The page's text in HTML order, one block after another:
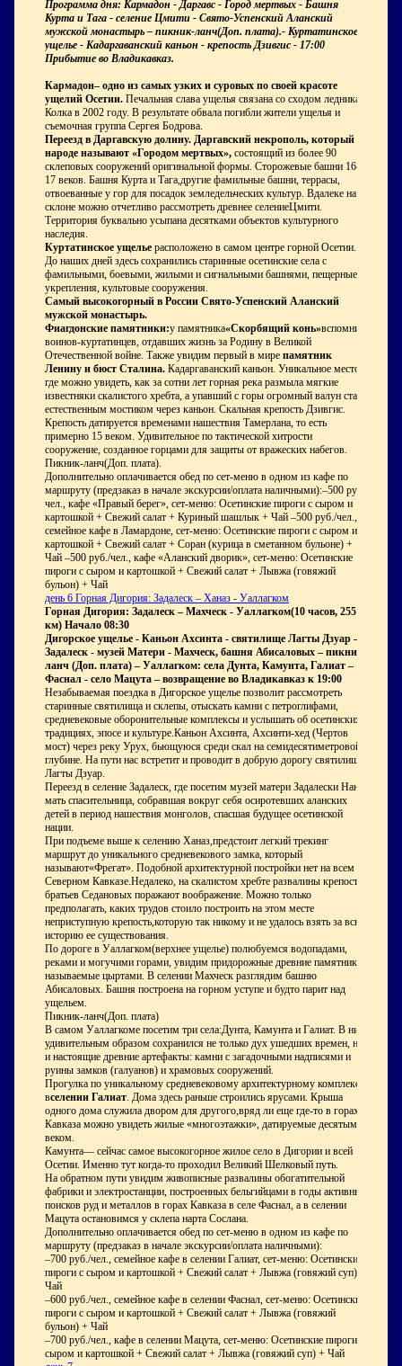
Программа дня: Кармадон - Даргавс - Город мертвых - Башня
Курта и Тага - селение Цмити - Свято-Успенский Аланский
мужской монастырь – пикник-ланч(Доп. плата).- Куртатинское
ущелье - Кадаргаванский каньон - крепость Дзивгис - 17:00
Прибытие во Владикавказ.
Кармадон– одно из самых узких и суровых по своей красоте
ущелий Осетии. Печальная слава ущелья связана со сходом ледника
Колка в 2002 году. В результате обвала погибли жители ущелья и
съемочная группа Сергея Бодрова.
Переезд в Даргавскую долину. Даргавский некрополь, который в
народе называют «Городом мертвых», состоящий из более 90
склеповых сооружений оригинальной формы. Сторожевые башни 16-
17 веков. Башня Курта и Тага,другие фамильные башни, террасы,
отвоеванные у гор для посадок земледельческих культур. Вдалеке на
склоне можно отчетливо рассмотреть древнее селениеЦмити.
Территория буквально усыпана десятками объектов культурного
наследия.
Куртатинское ущелье расположено в самом центре горной Осетии.
До наших дней здесь сохранились старинные осетинские села с
фамильными, боевыми, жилыми и сигнальными башнями, пещерные
укрепления, культовые сооружения.
Самый высокогорный в России Свято-Успенский Аланский
мужской монастырь.
Фиагдонские памятники:у памятника«Скорбящий конь»вспомним
воинов-куртатинцев, отдавших жизнь за Родину в Великой
Отечественной войне. Также увидим первый в мире памятник
Ленину и бюст Сталина. Кадаргаванский каньон. Уникальное место,
где можно увидеть, как за сотни лет горная река размыла мягкие
известняки скалистого хребта, а упавший с горы огромный валун стал
естественным мостиком через каньон. Скальная крепость Дзивгис.
Крепость датируется временами нашествия Тамерлана, то есть
примерно 15 веком. Удивительное по тактической хитрости
сооружение, созданное горцами для защиты от вражеских набегов.
Пикник-ланч(Доп. плата).
Дополнительно оплачивается обед по сет-меню в одном из кафе по
маршруту (предзаказ в начале экскурсии/оплата наличными):–500 руб./
чел., кафе «Правый берег», сет-меню: Осетинские пироги с сыром и
картошкой + Свежий салат + Куриный шашлык + Чай –500 руб./чел.,
семейное кафе в Ламардоне, сет-меню: Осетинские пироги с сыром и
картошкой + Свежий салат + Соран (курица в сметанном бульоне) +
Чай –500 руб./чел., кафе «Аланский дворик», сет-меню: Осетинские
пироги с сыром и картошкой + Свежий салат + Лывжа (говяжий
бульон) + Чай
день 6 Горная Дигория: Задалеск – Ханаз - Уаллагком
Горная Дигория: Задалеск – Махческ - Уаллагком(10 часов, 255
км) Начало 08:30
Дигорское ущелье - Каньон Ахсинта - святилище Лагты Дзуар –
Задалеск - музей Матери - Махческ, башня Абисаловых – пикник-
ланч (Доп. плата) – Уаллагком: села Дунта, Камунта, Галиат –
Фаснал - село Мацута – возвращение во Владикавказ к 19:00
Незабываемая поездка в Дигорское ущелье позволит рассмотреть
старинные святилища и склепы, отыскать камни с петроглифами,
средневековые оборонительные комплексы и услышать об осетинских
традициях, эпосе и культуре.Каньон Ахсинта, Ахсинти-хед (Чертов
мост) через реку Урух, бьющуюся среди скал на семидесятиметровой
глубине. На пути нас встретит и проводит в добрую дорогу святилище
Лагты Дзуар.
Переезд в селение Задалеск, где посетим музей матери Задалески Нана-
мать спасительница, собравшая вокруг себя осиротевших аланских
детей в период нашествия монголов, спасшая будущее осетинской
нации.
При подъеме выше к селению Ханаз,предстоит легкий трекинг
маршрут до уникального средневекового замка, который
называют«Фрегат». Подобной архитектурной постройки нет на всем
Северном Кавказе.Недалеко, на скалистом хребте развалины крепости
братьев Седановых поражают воображение. Можно только
предполагать, каких трудов стоило построить на этом месте
неприступную крепость,которую так никому и не удалось взять за всю
историю ее существования.
По дороге в Уаллагком(верхнее ущелье) полюбуемся водопадами,
реками и могучими горами, увидим придорожные древние памятники,
называемые цыртами. В селении Махческ разглядим башню
Абисаловых. Башня построена на горном уступе и будто парит над
ущельем.
Пикник-ланч(Доп. плата)
В самом Уаллагкоме посетим три села:Дунта, Камунта и Галиат. В них
удивительным образом сохранился не только дух ушедших времен, но
и настоящие древние артефакты: камни с загадочными надписями и
руины замков (галуанов) и храмовых сооружений.
Прогулка по уникальному средневековому архитектурному комплексу
вселении Галиат . Дома здесь раньше строились ярусами. Крыша
одного дома служила двором для другого,вряд ли еще где-то в горах
Кавказа можно увидеть жилые «многоэтажки», датируемые десятым
веком.
Камунта— сейчас самое высокогорное жилое село в Дигории и всей
Осетии. Именно тут когда-то проходил Великий Шелковый путь.
На обратном пути увидим живописные развалины обогатительной
фабрики и электростанции, построенных бельгийцами в годы активных
поисков руд и металлов в горах Кавказа в селе Фаснал, а в селении
Мацута остановимся у склепа нарта Сослана.
Дополнительно оплачивается обед по сет-меню в одном из кафе по
маршруту (предзаказ в начале экскурсии/оплата наличными):
–700 руб./чел., семейное кафе в селении Галиат, сет-меню: Осетинские
пироги с сыром и картошкой + Свежий салат + Лывжа (говяжий суп) +
Чай
–600 руб./чел., семейное кафе в селении Фаснал, сет-меню: Осетинские
пироги с сыром и картошкой + Свежий салат + Лывжа (говяжий
бульон) + Чай
–700 руб./чел., кафе в селении Мацута, сет-меню: Осетинские пироги с
сыром и картошкой + Свежий салат + Лывжа (говяжий суп) + Чай